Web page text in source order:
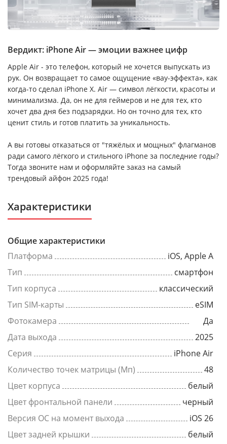
Вердикт: iPhone Air — эмоции важнее цифр
Apple Air - это телефон, который не хочется выпускать из
рук. Он возвращает то самое ощущение «вау-эффекта», как
когда-то сделал iPhone X. Air — символ лёгкости, красоты и
минимализма. Да, он не для геймеров и не для тех, кто
хочет два дня без подзарядки. Но он точно для тех, кто
ценит стиль и готов платить за уникальность.
А вы готовы отказаться от "тяжёлых и мощных" флагманов
ради самого лёгкого и стильного iPhone за последние годы?
Тогда звоните нам и оформляйте заказ на самый
трендовый айфон 2025 года!
Характеристики
Общие характеристики
Платформа
iOS, Apple A
Тип
смартфон
Тип корпуса
классический
Тип SIM-карты
eSIM
Фотокамера
Да
Дата выхода
2025
Серия
iPhone Air
Количество точек матрицы (Мп)
48
Цвет корпуса
белый
Цвет фронтальной панели
черный
Версия ОС на момент выхода
iOS 26
Цвет задней крышки
белый